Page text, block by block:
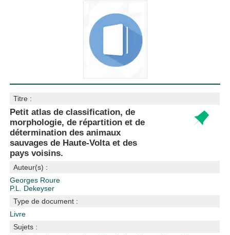
Titre :
Petit atlas de classification, de
morphologie, de répartition et de
détermination des animaux
sauvages de Haute-Volta et des
pays voisins.
Auteur(s) :
Georges Roure
P.L. Dekeyser
Type de document :
Livre
Sujets :